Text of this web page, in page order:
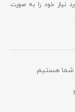
نیاز خود را به صورت